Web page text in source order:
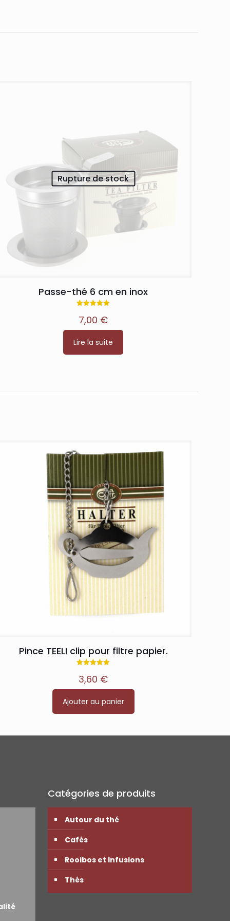
Rupture de stock
Passe-thé 6 cm en inox
5.00
sur 5
7,00 €
Lire la suite
Pince TEELI clip pour filtre papier.
5.00
sur 5
3,60 €
Ajouter au panier
Catégories de produits
Autour du thé
Cafés
Rooibos et Infusions
Thés